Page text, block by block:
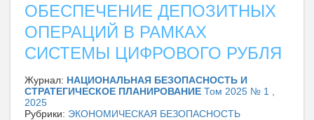
ОБЕСПЕЧЕНИЕ ДЕПОЗИТНЫХ
ОПЕРАЦИЙ В РАМКАХ
СИСТЕМЫ ЦИФРОВОГО РУБЛЯ
Журнал: НАЦИОНАЛЬНАЯ БЕЗОПАСНОСТЬ И
СТРАТЕГИЧЕСКОЕ ПЛАНИРОВАНИЕ Том 2025 № 1 ,
2025
Рубрики: ЭКОНОМИЧЕСКАЯ БЕЗОПАСНОСТЬ